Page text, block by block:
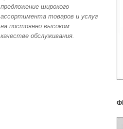
предложение широкого
ассортимента товаров и услуг
на постоянно высоком
качестве обслуживания.